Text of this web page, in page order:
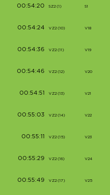
00:54:20 SZ2 (1) S1
00:54:24 VZ2 (10) V18
00:54:36 VZ2 (11) V19
00:54:46 VZ2 (12) V20
00:54:51 VZ2 (13) V21
00:55:03 VZ2 (14) V22
00:55:11 VZ2 (15) V23
00:55:29 VZ2 (16) V24
00:55:49 VZ2 (17) V25